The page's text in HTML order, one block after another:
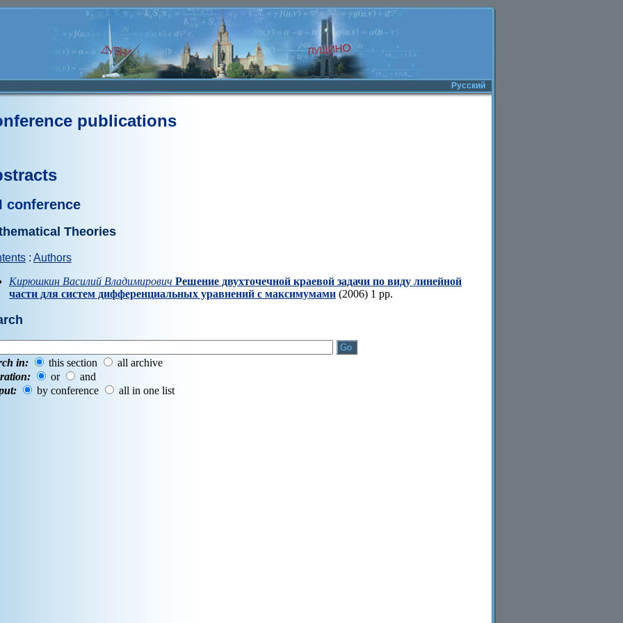
Русский
publications
conference
Theories
: Authors
Кирюшкин Василий Владимирович Решение двухточечной краевой задачи по виду линейной
части для систем дифференциальных уравнений с максимумами (2006) 1 pp.
in: this section
all archive
or
and
by conference all in one list